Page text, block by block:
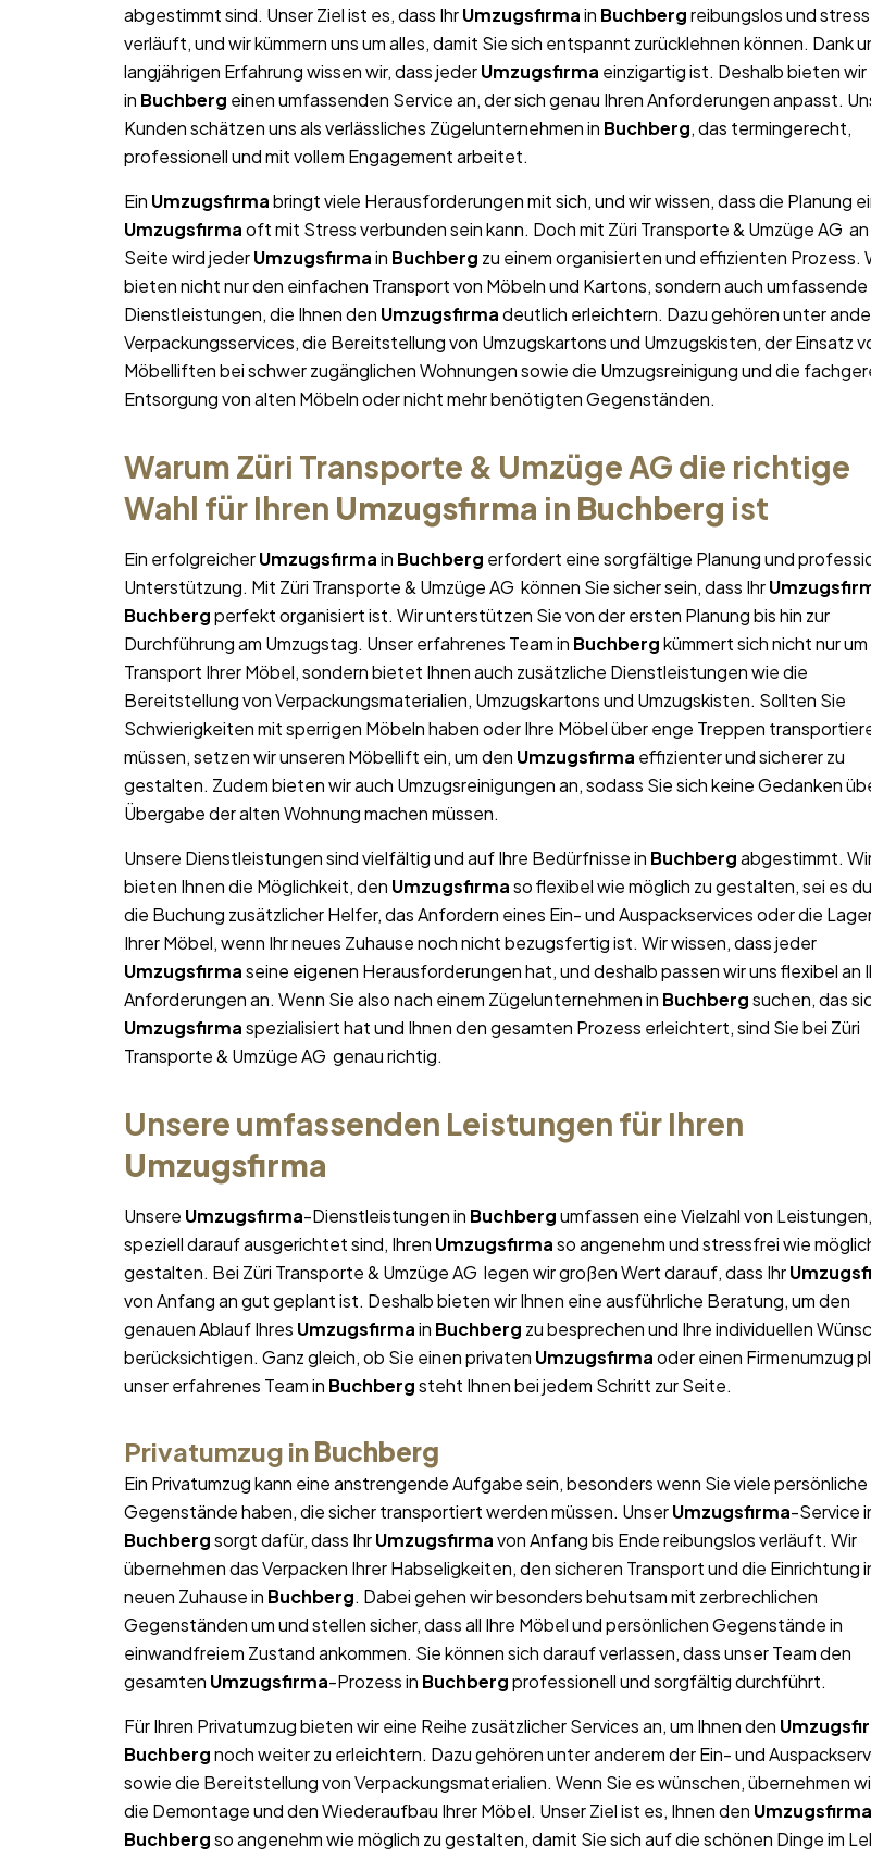
abgestimmt sind. Unser Ziel ist es, dass IhrUmzugsfirmain Buchbergreibungslos und
verläuft, und wir kümmern uns um alles, damit Sie sich entspannt zurücklehnen können. Dank
langjährigen Erfahrung wissen wir, dass jederUmzugsfirma einzigartig ist. Deshalb bieten wir
in Buchberg einen umfassenden Service an, der sich genau Ihren Anforderungen anpasst.
Kunden schätzen uns als verlässliches Zügelunternehmen in Buchberg, das termingerecht,
professionell und mit vollem Engagement arbeitet.
Ein Umzugsfirmabringt viele Herausforderungen mit sich, und wir wissen, dass die Planung
Umzugsfirmaoft mit Stress verbunden sein kann. Doch mit Züri Transporte & Umzüge AG
Seite wird jederUmzugsfirmain Buchberg zu einem organisierten und effizienten Prozess.
bieten nicht nur den einfachen Transport von Möbeln und Kartons, sondern auch umfassende
Dienstleistungen, die Ihnen den Umzugsfirmadeutlich erleichtern. Dazu gehören unter
Verpackungsservices, die Bereitstellung von Umzugskartons und Umzugskisten, der Einsatz
Möbelliften bei schwer zugänglichen Wohnungen sowie die Umzugsreinigung und die
Entsorgung von alten Möbeln oder nicht mehr benötigten Gegenständen.
Warum Züri Transporte & Umzüge AG die richtige
Wahl für Ihren Umzugsfirma in Buchberg ist
Ein erfolgreicherUmzugsfirmain Buchberg erfordert eine sorgfältige Planung und
Unterstützung. Mit Züri Transporte & Umzüge AG können Sie sicher sein, dass Ihr
Buchbergperfekt organisiert ist. Wir unterstützen Sie von der ersten Planung bis hin zur
Durchführung am Umzugstag. Unser erfahrenes Team in Buchbergkümmert sich nicht nur
Transport Ihrer Möbel, sondern bietet Ihnen auch zusätzliche Dienstleistungen wie die
Bereitstellung von Verpackungsmaterialien, Umzugskartons und Umzugskisten. Sollten Sie
Schwierigkeiten mit sperrigen Möbeln haben oder Ihre Möbel über enge Treppen
müssen, setzen wir unseren Möbellift ein, um den Umzugsfirma effizienter und sicherer zu
gestalten. Zudem bieten wir auch Umzugsreinigungen an, sodass Sie sich keine Gedanken
Übergabe der alten Wohnung machen müssen.
Unsere Dienstleistungen sind vielfältig und auf Ihre Bedürfnisse in Buchbergabgestimmt.
bieten Ihnen die Möglichkeit, den Umzugsfirmaso flexibel wie möglich zu gestalten, sei es
die Buchung zusätzlicher Helfer, das Anfordern eines Ein- und Auspackservices oder die
Ihrer Möbel, wenn Ihr neues Zuhause noch nicht bezugsfertig ist. Wir wissen, dass jeder
Umzugsfirmaseine eigenen Herausforderungen hat, und deshalb passen wir uns flexibel an
Anforderungen an. Wenn Sie also nach einem Zügelunternehmen in Buchbergsuchen, das
Umzugsfirmaspezialisiert hat und Ihnen den gesamten Prozess erleichtert, sind Sie bei Züri
Transporte & Umzüge AG genau richtig.
Unsere umfassenden Leistungen für Ihren
Umzugsfirma
Unsere Umzugsfirma-Dienstleistungen in Buchbergumfassen eine Vielzahl von
speziell darauf ausgerichtet sind, Ihren Umzugsfirmaso angenehm und stressfrei wie
gestalten. Bei Züri Transporte & Umzüge AG legen wir großen Wert darauf, dass Ihr
von Anfang an gut geplant ist. Deshalb bieten wir Ihnen eine ausführliche Beratung, um den
genauen Ablauf Ihres Umzugsfirmain Buchberg zu besprechen und Ihre individuellen
berücksichtigen. Ganz gleich, ob Sie einen privaten Umzugsfirmaoder einen Firmenumzug
unser erfahrenes Team in Buchbergsteht Ihnen bei jedem Schritt zur Seite.
Privatumzug in Buchberg
Ein Privatumzug kann eine anstrengende Aufgabe sein, besonders wenn Sie viele persönliche
Gegenstände haben, die sicher transportiert werden müssen. UnserUmzugsfirma-Service
Buchbergsorgt dafür, dass IhrUmzugsfirmavon Anfang bis Ende reibungslos verläuft. Wir
übernehmen das Verpacken Ihrer Habseligkeiten, den sicheren Transport und die Einrichtung
neuen Zuhause in Buchberg. Dabei gehen wir besonders behutsam mit zerbrechlichen
Gegenständen um und stellen sicher, dass all Ihre Möbel und persönlichen Gegenstände in
einwandfreiem Zustand ankommen. Sie können sich darauf verlassen, dass unser Team den
gesamten Umzugsfirma-Prozess in Buchbergprofessionell und sorgfältig durchführt.
Für Ihren Privatumzug bieten wir eine Reihe zusätzlicher Services an, um Ihnen den
Buchbergnoch weiter zu erleichtern. Dazu gehören unter anderem der Ein- und
sowie die Bereitstellung von Verpackungsmaterialien. Wenn Sie es wünschen, übernehmen
die Demontage und den Wiederaufbau Ihrer Möbel. Unser Ziel ist es, Ihnen den Umzugsfirma
Buchbergso angenehm wie möglich zu gestalten, damit Sie sich auf die schönen Dinge im